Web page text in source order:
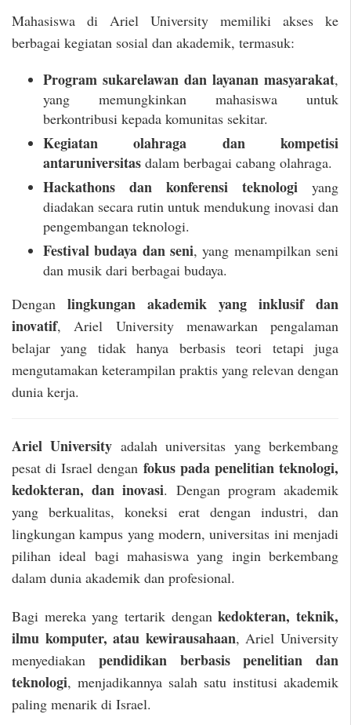
Mahasiswa di Ariel University memiliki akses ke
berbagai kegiatan sosial dan akademik, termasuk:
Program sukarelawan dan layanan masyarakat,
yang memungkinkan mahasiswa untuk
berkontribusi kepada komunitas sekitar.
Kegiatan olahraga dan kompetisi
antaruniversitas dalam berbagai cabang olahraga.
Hackathons dan konferensi teknologi yang
diadakan secara rutin untuk mendukung inovasi dan
pengembangan teknologi.
Festival budaya dan seni, yang menampilkan seni
dan musik dari berbagai budaya.
Dengan lingkungan akademik yang inklusif dan
inovatif, Ariel University menawarkan pengalaman
belajar yang tidak hanya berbasis teori tetapi juga
mengutamakan keterampilan praktis yang relevan dengan
dunia kerja.
Ariel University adalah universitas yang berkembang
pesat di Israel dengan fokus pada penelitian teknologi,
kedokteran, dan inovasi. Dengan program akademik
yang berkualitas, koneksi erat dengan industri, dan
lingkungan kampus yang modern, universitas ini menjadi
pilihan ideal bagi mahasiswa yang ingin berkembang
dalam dunia akademik dan profesional.
Bagi mereka yang tertarik dengankedokteran, teknik,
ilmu komputer, atau kewirausahaan, Ariel University
menyediakan pendidikan berbasis penelitian dan
teknologi, menjadikannya salah satu institusi akademik
paling menarik di Israel.